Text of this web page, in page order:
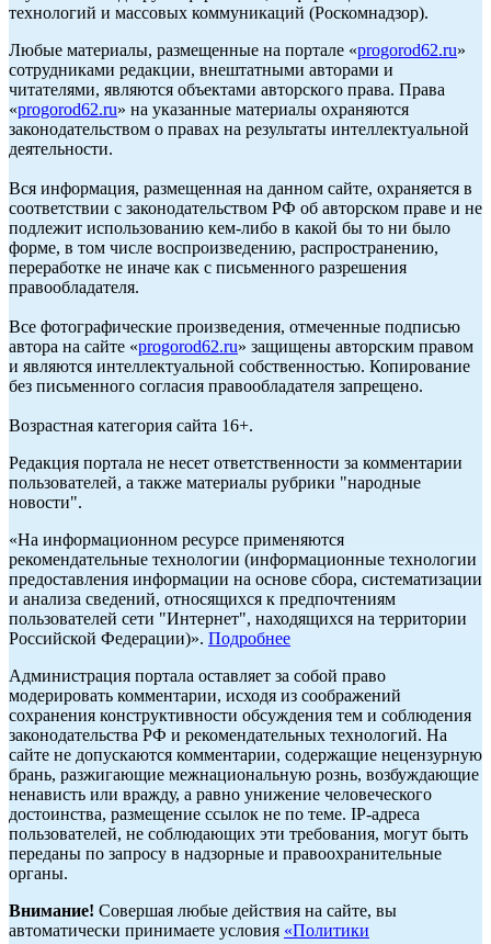
технологий и массовых коммуникаций (Роскомнадзор).
Любые материалы, размещенные на портале «progorod62.ru»
сотрудниками редакции, внештатными авторами и
читателями, являются объектами авторского права. Права
«progorod62.ru» на указанные материалы охраняются
законодательством о правах на результаты интеллектуальной
деятельности.
Вся информация, размещенная на данном сайте, охраняется в
соответствии с законодательством РФ об авторском праве и не
подлежит использованию кем-либо в какой бы то ни было
форме, в том числе воспроизведению, распространению,
переработке не иначе как с письменного разрешения
правообладателя.
Все фотографические произведения, отмеченные подписью
автора на сайте «progorod62.ru» защищены авторским правом
и являются интеллектуальной собственностью. Копирование
без письменного согласия правообладателя запрещено.
Возрастная категория сайта 16+.
Редакция портала не несет ответственности за комментарии
пользователей, а также материалы рубрики "народные
новости".
«На информационном ресурсе применяются
рекомендательные технологии (информационные технологии
предоставления информации на основе сбора, систематизации
и анализа сведений, относящихся к предпочтениям
пользователей сети "Интернет", находящихся на территории
Российской Федерации)». Подробнее
Администрация портала оставляет за собой право
модерировать комментарии, исходя из соображений
сохранения конструктивности обсуждения тем и соблюдения
законодательства РФ и рекомендательных технологий. На
сайте не допускаются комментарии, содержащие нецензурную
брань, разжигающие межнациональную рознь, возбуждающие
ненависть или вражду, а равно унижение человеческого
достоинства, размещение ссылок не по теме. IP-адреса
пользователей, не соблюдающих эти требования, могут быть
переданы по запросу в надзорные и правоохранительные
органы.
Внимание! Совершая любые действия на сайте, вы
автоматически принимаете условия «Политики